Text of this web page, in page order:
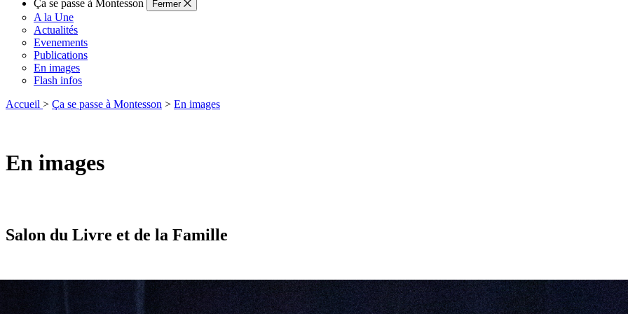
Ça se passe à Montesson
Fermer
A la Une
Actualités
Evenements
Publications
En images
Flash infos
Accueil > Ça se passe à Montesson > En images
En images
Salon du Livre et de la Famille